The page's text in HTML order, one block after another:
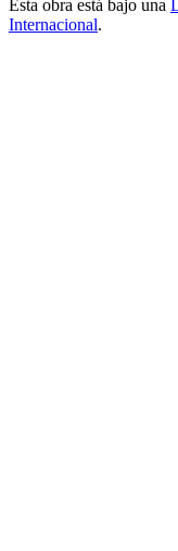
Esta obra está bajo una
Internacional.